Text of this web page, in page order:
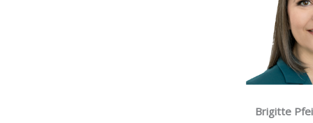
Brigitte